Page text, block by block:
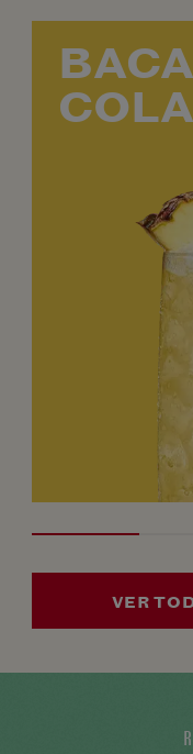
VER